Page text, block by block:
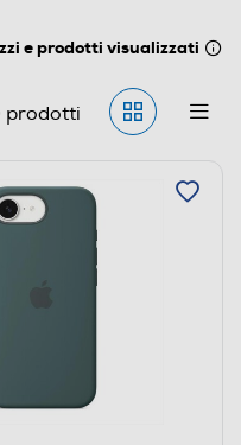
e prodotti visualizzati
prodotti